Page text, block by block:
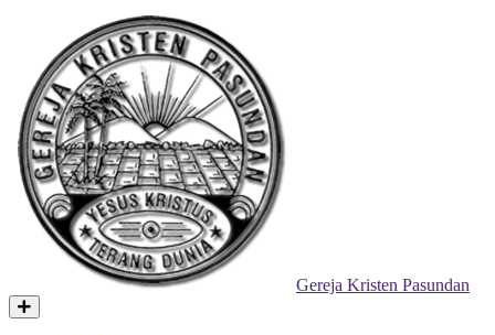
Gereja Kristen Pasundan